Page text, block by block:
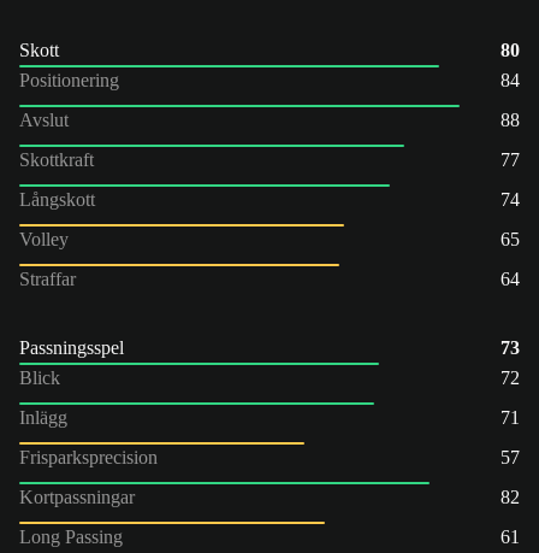
Skott
80
Positionering
84
Avslut
88
Skottkraft
77
Långskott
74
Volley
65
Straffar
64
Passningsspel
73
Blick
72
Inlägg
71
Frisparksprecision
57
Kortpassningar
82
Long Passing
61